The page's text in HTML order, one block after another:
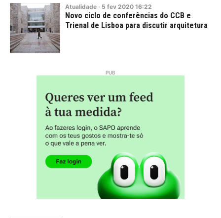
Atualidade · 5 fev 2020 16:22
Novo ciclo de conferências do CCB e
Trienal de Lisboa para discutir arquitetura